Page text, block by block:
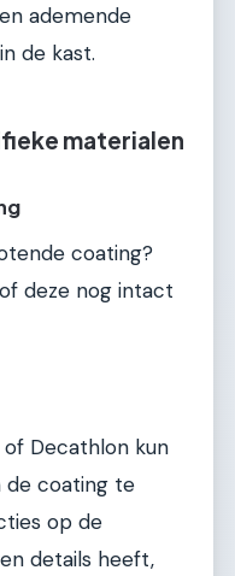
ademende
de kast.
materialen
coating?
deze nog intact
of Decathlon kun
de coating te
op de
details heeft,